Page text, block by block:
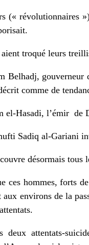
(« révolutionnaires
troqué leurs
Belhadj, gouverneur
comme de
el‐Hasadi, l’émir de
Sadiq al‐Gariani
désormais tous
ces hommes, forts
aux environs de la
deux